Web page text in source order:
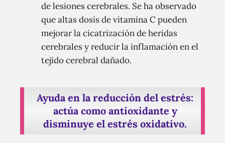
de lesiones cerebrales. Se ha observado
que altas dosis de vitamina C pueden
mejorar la cicatrización de heridas
cerebrales y reducir la inflamación en el
tejido cerebral dañado.
Ayuda en la reducción del estrés:
actúa como antioxidante y
disminuye el estrés oxidativo.